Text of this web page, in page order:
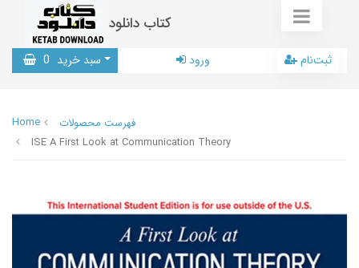
کتاب دانلود
سبد خرید 0 ورود ثبت‌نام
Home
فهرست محصولات
ISE A First Look at Communication Theory